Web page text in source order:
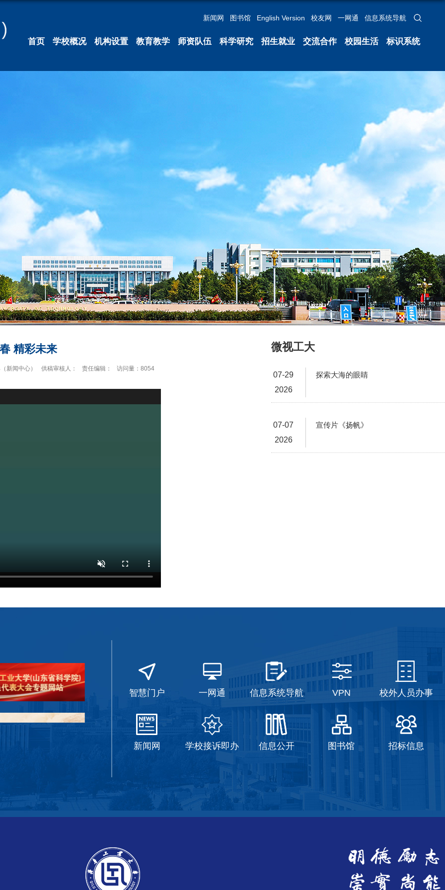
新闻网 图书馆 English Version 校友网 一网通 信息系统导航
首页 学校概况 机构设置 教育教学 师资队伍 科学研究 招生就业 交流合作 校园生活 标识系统
精彩未来
新闻中心） 供稿审核人： 责任编辑： 访问量： 8054
微视工大
07-29
2026
探索大海的眼睛
07-07
2026
宣传片《扬帆》
智慧门户 一网通 信息系统导航 VPN 校外人员办事
新闻网 学校接诉即办 信息公开 图书馆 招标信息